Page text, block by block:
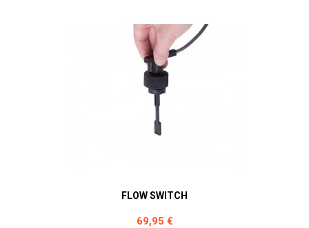
FLOW SWITCH
Preis
69,95 €